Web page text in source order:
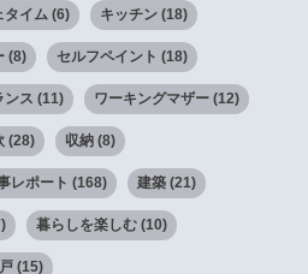
タイム (6) キッチン(18)
(8) セルフペイント (18)
ンス (11) ワーキングマザー(12)
(28) 収納(8)
レポート (168) 建築(21)
暮らしを楽しむ(10)
(15)